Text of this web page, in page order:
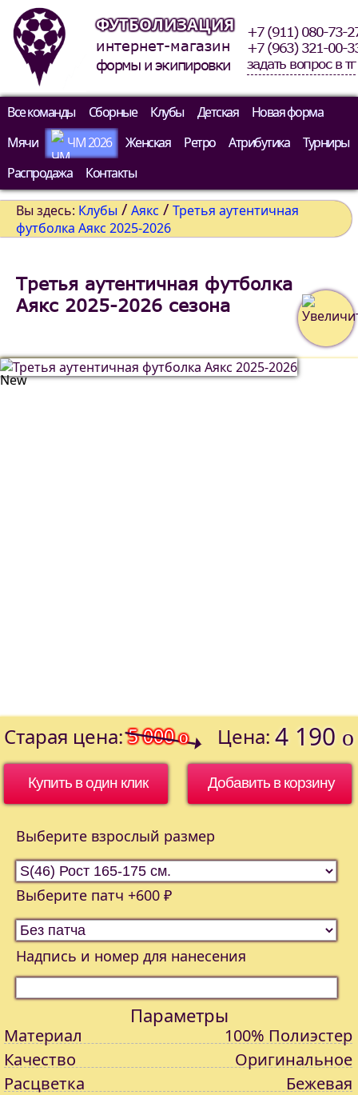
ФУТБОЛИЗАЦИЯ
интернет-магазин
формы и экипировки
+7 (911) 080-73-
+7 (963) 321-00-
задать вопрос в тг
Все команды Сборные Клубы Детская
Новая форма
Мячи
ЧМ 2026 Женская Ретро Атрибутика
Турниры
Распродажа
Контакты
Вы здесь: Клубы / Аякс / Третья аутентичная
футболка Аякс 2025-2026
Третья аутентичная футболка
Аякс 2025-2026 сезона
Старая цена: 5 000o Цена: 4 190 o
Купить в один клик
Выберите взрослый размер
Выберите патч +600 ₽
Надпись и номер для нанесения
Параметры
Материал
100% Полиэстер
Качество
Оригинальное
Расцветка
Бежевая